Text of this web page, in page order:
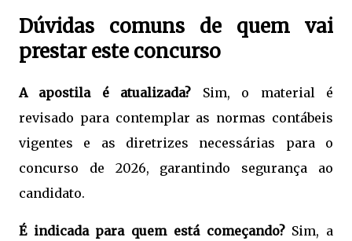
Dúvidas comuns de quem vai
prestar este concurso
A apostila é atualizada? Sim, o material é
revisado para contemplar as normas contábeis
vigentes e as diretrizes necessárias para o
concurso de 2026, garantindo segurança ao
candidato.
É indicada para quem está começando?Sim, a